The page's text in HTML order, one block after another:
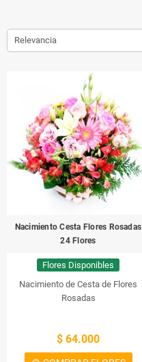
Relevancia
Nacimiento Cesta Flores Rosadas
24 Flores
Flores Disponibles
Nacimiento de Cesta de Flores
Rosadas
$ 64.000